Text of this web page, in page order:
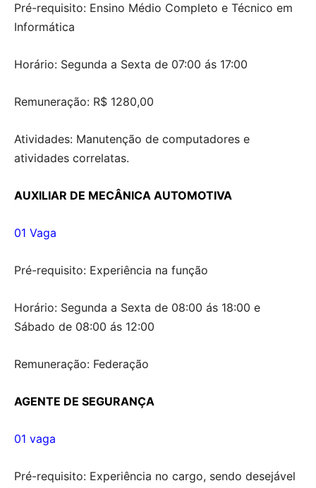
Pré-requisito: Ensino Médio Completo e Técnico em
Informática
Horário: Segunda a Sexta de 07:00 ás 17:00
Remuneração: R$ 1280,00
Atividades: Manutenção de computadores e
atividades correlatas.
AUXILIAR DE MECÂNICA AUTOMOTIVA
01 Vaga
Pré-requisito: Experiência na função
Horário: Segunda a Sexta de 08:00 ás 18:00 e
Sábado de 08:00 ás 12:00
Remuneração: Federação
AGENTE DE SEGURANÇA
01 vaga
Pré-requisito: Experiência no cargo, sendo desejável